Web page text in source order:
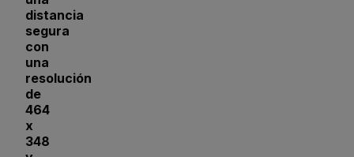
distancia
segura
con
una
resolución
de
464
x
348